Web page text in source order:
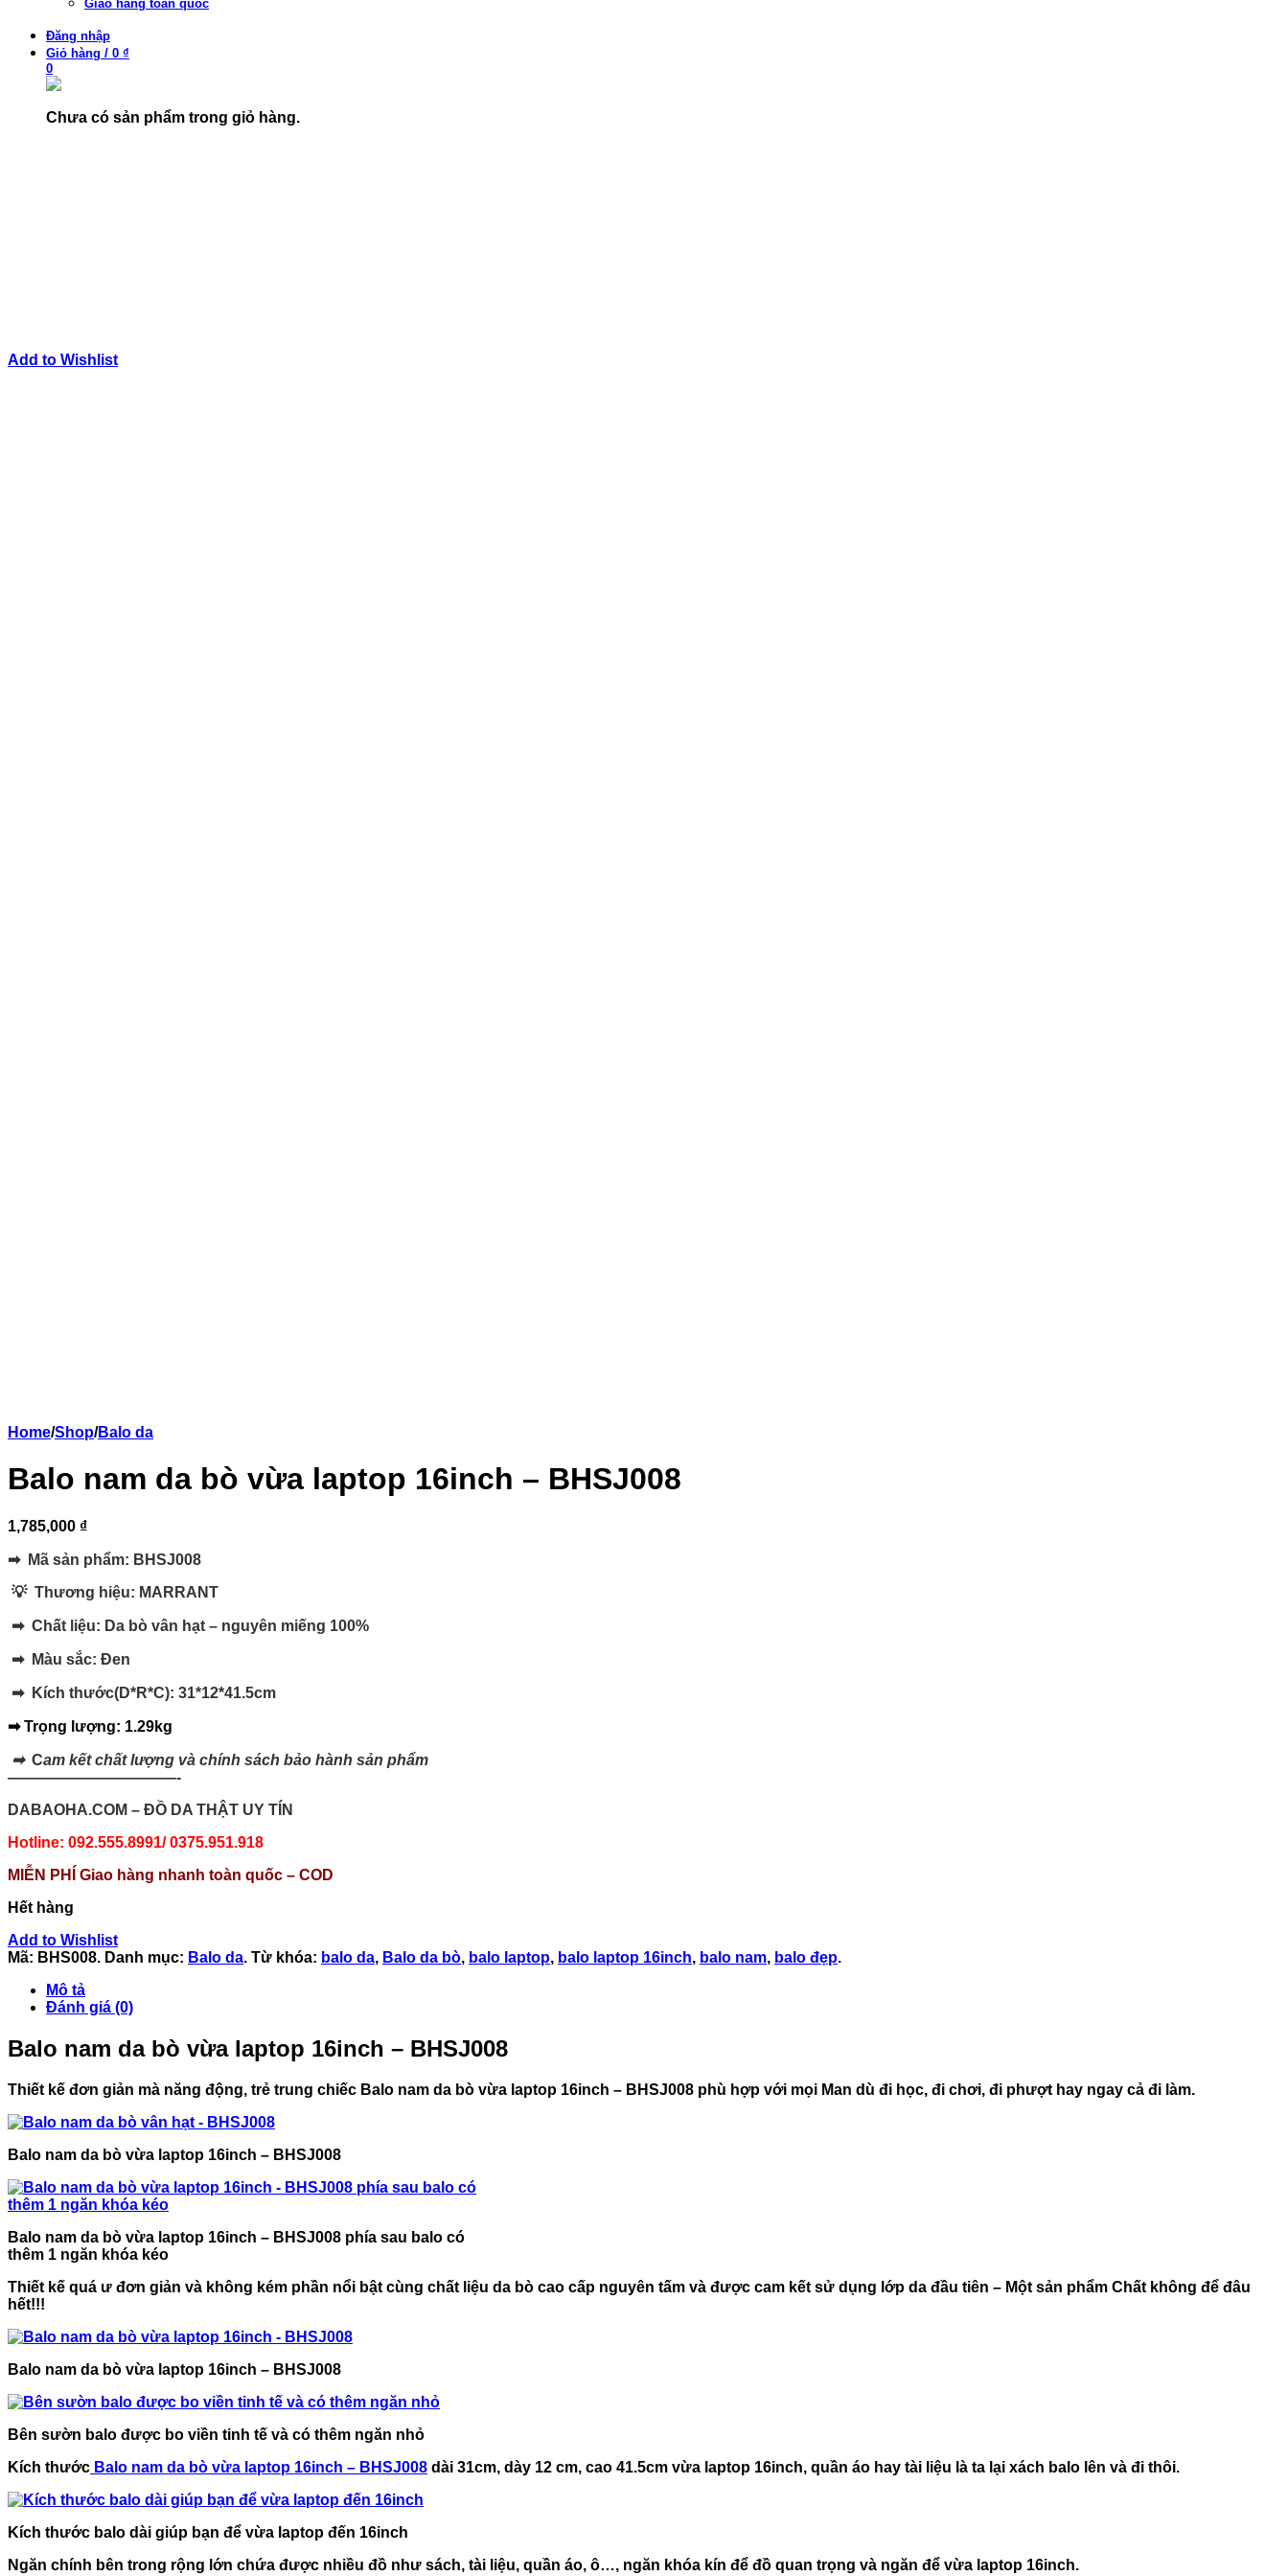
Giao hàng toàn quốc
Đăng nhập
Giỏ hàng / 0 ₫
0
Chưa có sản phẩm trong giỏ hàng.
Add to Wishlist
Home/Shop/Balo da
Balo nam da bò vừa laptop 16inch – BHSJ008
1,785,000 ₫
➡ Mã sản phẩm: BHSJ008
💡 Thương hiệu: MARRANT
➡ Chất liệu: Da bò vân hạt – nguyên miếng 100%
➡ Màu sắc: Đen
➡ Kích thước(D*R*C): 31*12*41.5cm
➡ Trọng lượng: 1.29kg
➡ Cam kết chất lượng và chính sách bảo hành sản phẩm
———————————-
DABAOHA.COM – ĐỒ DA THẬT UY TÍN
Hotline: 092.555.8991/ 0375.951.918
MIỄN PHÍ Giao hàng nhanh toàn quốc – COD
Hết hàng
Add to Wishlist
Mã: BHS008. Danh mục: Balo da. Từ khóa: balo da, Balo da bò, balo laptop, balo laptop 16inch, balo nam, balo đẹp.
Mô tả
Đánh giá (0)
Balo nam da bò vừa laptop 16inch – BHSJ008
Thiết kế đơn giản mà năng động, trẻ trung chiếc Balo nam da bò vừa laptop 16inch – BHSJ008 phù hợp với mọi Man dù đi học, đi chơi, đi phượt hay ngay cả đi làm.
Balo nam da bò vừa laptop 16inch – BHSJ008
Balo nam da bò vừa laptop 16inch – BHSJ008 phía sau balo có
thêm 1 ngăn khóa kéo
Thiết kế quá ư đơn giản và không kém phần nổi bật cùng chất liệu da bò cao cấp nguyên tấm và được cam kết sử dụng lớp da đầu tiên – Một sản phẩm Chất không để đâu
hết!!!
Balo nam da bò vừa laptop 16inch – BHSJ008
Bên sườn balo được bo viền tinh tế và có thêm ngăn nhỏ
Kích thước Balo nam da bò vừa laptop 16inch – BHSJ008 dài 31cm, dày 12 cm, cao 41.5cm vừa laptop 16inch, quần áo hay tài liệu là ta lại xách balo lên và đi thôi.
Kích thước balo dài giúp bạn để vừa laptop đến 16inch
Ngăn chính bên trong rộng lớn chứa được nhiều đồ như sách, tài liệu, quần áo, ô…, ngăn khóa kín để đồ quan trọng và ngăn để vừa laptop 16inch.